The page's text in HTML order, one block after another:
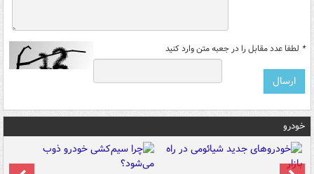
* لطفا عدد مقابل را در جعبه متن وارد کنید
خودرو